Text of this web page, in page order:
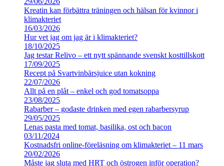
Kreatin kan förbättra träningen och hälsan för kvinnor i
klimakteriet
16/03/2026
Hur vet jag om jag är i klimakteriet?
18/10/2025
Jag testar Relivo – ett nytt spännande svenskt kosttillskott
17/09/2025
Recept på Svartvinbärsjuice utan kokning
22/07/2026
Allt på en plåt – enkel och god tomatsoppa
23/08/2025
Rabarber – godaste drinken med egen rabarbersyrup
29/05/2025
Lenas pasta med tomat, basilika, ost och bacon
03/11/2024
Kostnadsfri online-föreläsning om klimakteriet – 11 mars
20/02/2026
Måste jag sluta med HRT och östrogen inför operation?